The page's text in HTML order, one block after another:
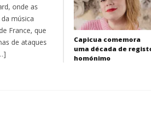
onde as
música
France, que
de ataques
Capicua comemora
uma década de
homónimo